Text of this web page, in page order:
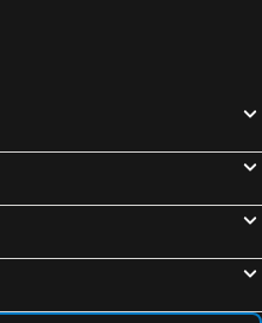
KK Karon Kata Boutique Hotel